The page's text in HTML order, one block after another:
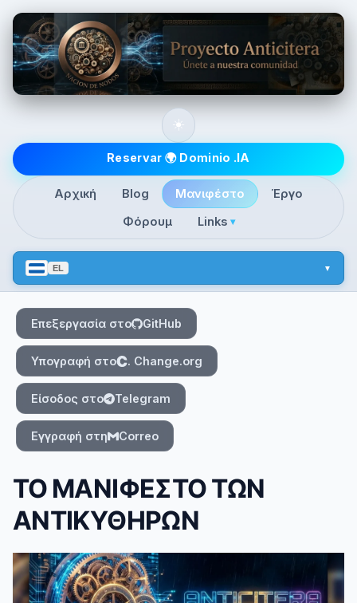
Top level
Αρχική Blog Μανιφέστο
Έργο
Φόρουμ
Links ▾
EL
☀️
Reservar 🌍 Dominio .IA
Επεξεργασία στο GitHub
Υπογραφή στο . Change.org
Είσοδος στο Telegram
Εγγραφή στη Correo
ΤΟ ΜΑΝΙΦΕΣΤΟ ΤΩΝ
ΑΝΤΙΚΥΘΗΡΩΝ